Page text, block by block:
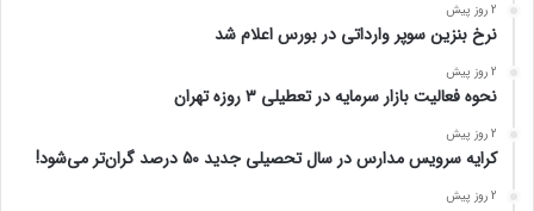
2 روز پیش
نرخ بنزین سوپر وارداتی در بورس اعلام شد
2 روز پیش
نحوه فعالیت بازار سرمایه در تعطیلی ۳ روزه تهران
2 روز پیش
کرایه سرویس مدارس در سال تحصیلی جدید ۵۰ درصد گران‌تر می‌شود!
2 روز پیش